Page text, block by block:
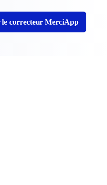
correcteur MerciApp